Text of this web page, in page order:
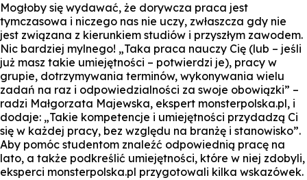
Zapisz się na studia
Mogłoby się wydawać, że dorywcza praca jest
tymczasowa i niczego nas nie uczy, zwłaszcza gdy nie
jest związana z kierunkiem studiów i przyszłym zawodem.
Nic bardziej mylnego! „Taka praca nauczy Cię (lub – jeśli
już masz takie umiejętności – potwierdzi je), pracy w
grupie, dotrzymywania terminów, wykonywania wielu
zadań na raz i odpowiedzialności za swoje obowiązki” –
radzi Małgorzata Majewska, ekspert monsterpolska.pl, i
dodaje: „Takie kompetencje i umiejętności przydadzą Ci
się w każdej pracy, bez względu na branżę i stanowisko”.
Aby pomóc studentom znaleźć odpowiednią pracę na
lato, a także podkreślić umiejętności, które w niej zdobyli,
eksperci monsterpolska.pl przygotowali kilka wskazówek.